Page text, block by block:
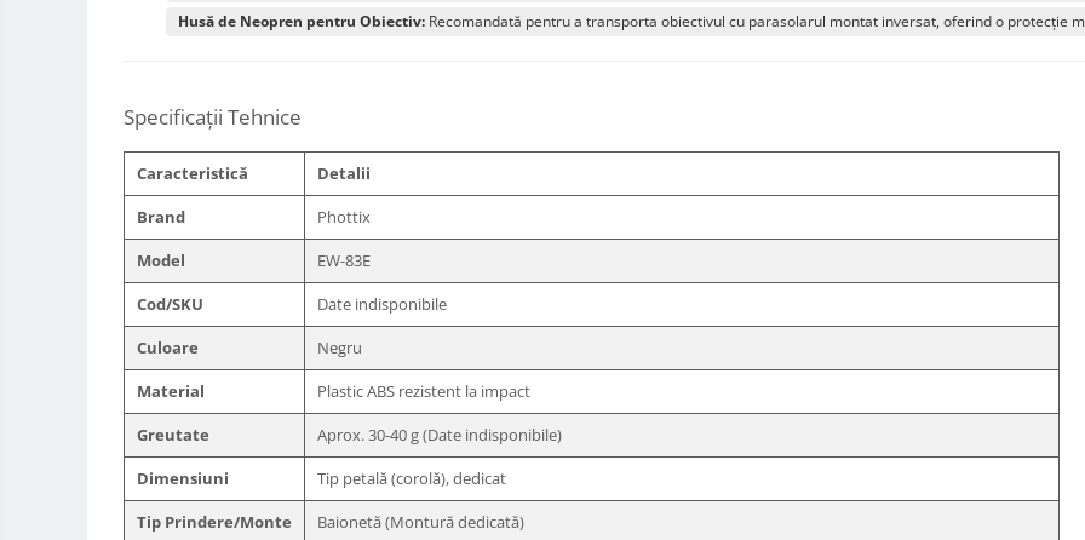
Solid-State Drive (SSD)
Video / Camere si accesorii
Camere video profesionale
Camere Video Cinematice
Camere video de actiune
Accesorii camere video de actiune
Accesorii drone
Acumulatori camere video
Stabilizatoare (Gimbal) / Steady
Huse Protectie / Ploaie camere
Husă de Neopren pentru Obiectiv: Recomandată pentru a transporta obiectivul cu parasolarul montat inversat, oferind o protecție
Specificații Tehnice
Caracteristică
Detalii
Brand
Phottix
Model
EW-83E
Cod/SKU
Date indisponibile
Culoare
Negru
Material
Plastic ABS rezistent la impact
Greutate
Aprox. 30-40 g (Date indisponibile)
Dimensiuni
Tip petală (corolă), dedicat
Tip Prindere/Monte
Baionetă (Montură dedicată)